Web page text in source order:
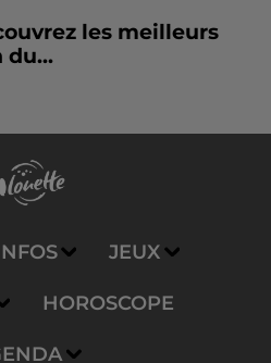
les meilleurs
du...
JEUX
HOROSCOPE